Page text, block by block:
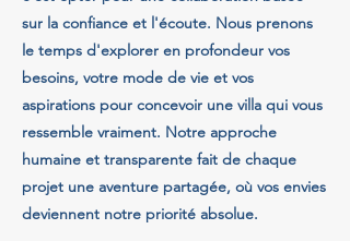
sur la confiance et l'écoute. Nous prenons
le temps d'explorer en profondeur vos
besoins, votre mode de vie et vos
aspirations pour concevoir une villa qui vous
ressemble vraiment. Notre approche
humaine et transparente fait de chaque
projet une aventure partagée, où vos envies
deviennent notre priorité absolue.